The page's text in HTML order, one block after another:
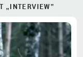
„INTERVIEW“